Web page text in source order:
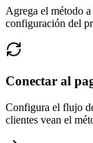
Agrega el método
configuración del
Conectar al
Configura el flujo
clientes vean el